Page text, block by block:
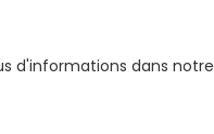
d'informations dans notre